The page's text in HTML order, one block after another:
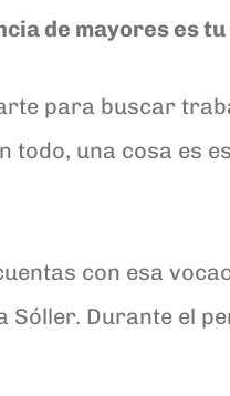
de mayores es
para buscar
todo, una cosa
con esa
Sóller. Durante el